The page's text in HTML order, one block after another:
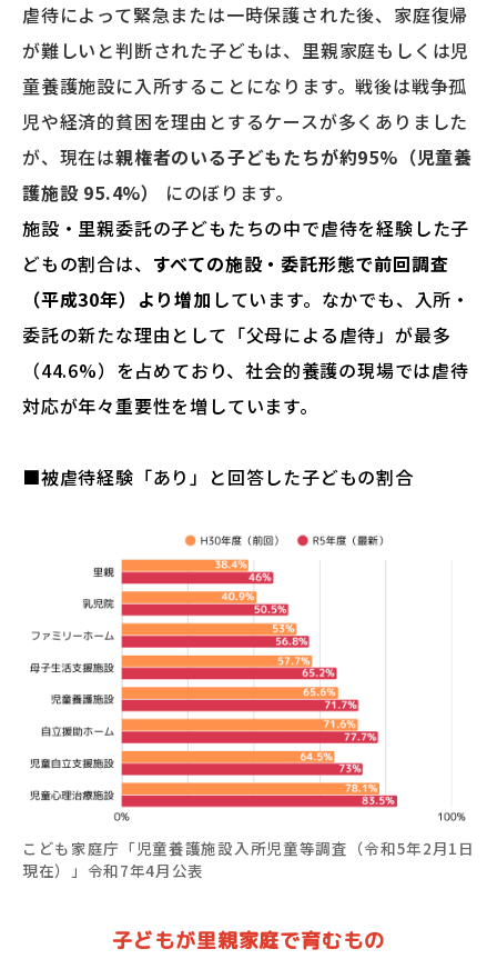
虐待によって緊急または一時保護された後、家庭復帰
が難しいと判断された子どもは、里親家庭もしくは児
童養護施設に入所することになります。戦後は戦争孤
児や経済的貧困を理由とするケースが多くありました
が、現在は親権者のいる子どもたちが約95%（児童養
護施設 95.4%）
にのぼります。
施設・里親委託の子どもたちの中で虐待を経験した子
どもの割合は、 すべての施設・委託形態で前回調査
（平成30年）より増加 しています。なかでも、入所・
委託の新たな理由として「父母による虐待」が最多
（44.6%）を占めており、社会的養護の現場では虐待
対応が年々重要性を増しています。
■被虐待経験「あり」と回答した子どもの割合
こども家庭庁「児童養護施設入所児童等調査（令和5年2月1日
現在）」令和7年4月公表
子どもが里親家庭で育むもの